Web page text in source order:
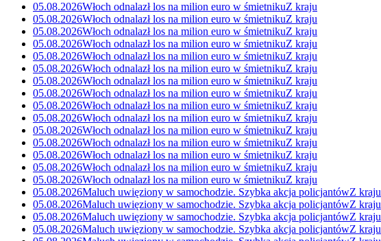
05.08.2026Włoch odnalazł los na milion euro w śmietnikuZ kraju
05.08.2026Włoch odnalazł los na milion euro w śmietnikuZ kraju
05.08.2026Włoch odnalazł los na milion euro w śmietnikuZ kraju
05.08.2026Włoch odnalazł los na milion euro w śmietnikuZ kraju
05.08.2026Włoch odnalazł los na milion euro w śmietnikuZ kraju
05.08.2026Włoch odnalazł los na milion euro w śmietnikuZ kraju
05.08.2026Włoch odnalazł los na milion euro w śmietnikuZ kraju
05.08.2026Włoch odnalazł los na milion euro w śmietnikuZ kraju
05.08.2026Włoch odnalazł los na milion euro w śmietnikuZ kraju
05.08.2026Włoch odnalazł los na milion euro w śmietnikuZ kraju
05.08.2026Włoch odnalazł los na milion euro w śmietnikuZ kraju
05.08.2026Włoch odnalazł los na milion euro w śmietnikuZ kraju
05.08.2026Włoch odnalazł los na milion euro w śmietnikuZ kraju
05.08.2026Włoch odnalazł los na milion euro w śmietnikuZ kraju
05.08.2026Włoch odnalazł los na milion euro w śmietnikuZ kraju
05.08.2026Maluch uwięziony w samochodzie. Szybka akcja policjantówZ kraju
05.08.2026Maluch uwięziony w samochodzie. Szybka akcja policjantówZ kraju
05.08.2026Maluch uwięziony w samochodzie. Szybka akcja policjantówZ kraju
05.08.2026Maluch uwięziony w samochodzie. Szybka akcja policjantówZ kraju